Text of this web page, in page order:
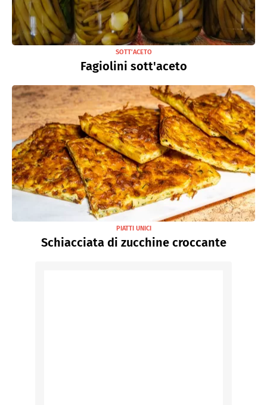
SOTT’ACETO
Fagiolini sott'aceto
PIATTI UNICI
Schiacciata di zucchine croccante